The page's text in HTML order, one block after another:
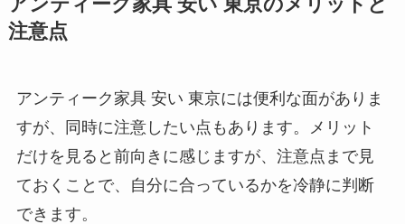
注意点
アンティーク家具 安い 東京には便利な面がありま
すが、同時に注意したい点もあります。メリット
だけを見ると前向きに感じますが、注意点まで見
ておくことで、自分に合っているかを冷静に判断
できます。